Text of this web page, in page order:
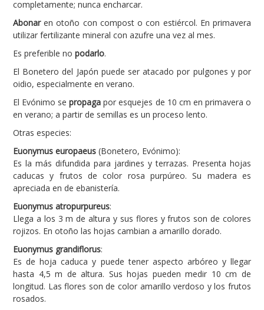
completamente; nunca encharcar.
Abonaren otoño con compost o con estiércol. En primavera
utilizar fertilizante mineral con azufre una vez al mes.
Es preferible no podarlo.
El Bonetero del Japón puede ser atacado por pulgones y por
oidio, especialmente en verano.
El Evónimo sepropaga por esquejes de 10 cm en primavera o
en verano; a partir de semillas es un proceso lento.
Otras especies:
Euonymus europaeus (Bonetero, Evónimo):
Es la más difundida para jardines y terrazas. Presenta hojas
caducas y frutos de color rosa purpúreo. Su madera es
apreciada en de ebanistería.
Euonymus atropurpureus:
Llega a los 3 m de altura y sus flores y frutos son de colores
rojizos. En otoño las hojas cambian a amarillo dorado.
Euonymus grandiflorus:
Es de hoja caduca y puede tener aspecto arbóreo y llegar
hasta 4,5 m de altura. Sus hojas pueden medir 10 cm de
longitud. Las flores son de color amarillo verdoso y los frutos
rosados.